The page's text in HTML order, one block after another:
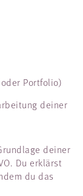
Portfolio)
deiner
deiner
Du erklärst
du das